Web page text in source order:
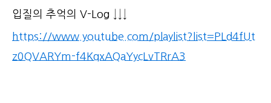
입질의 추억의 V-Log ↓↓↓
https://www.youtube.com/playlist?list=PLd4fUt
z0QVARYm-f4KqxAQaYycLvTRrA3